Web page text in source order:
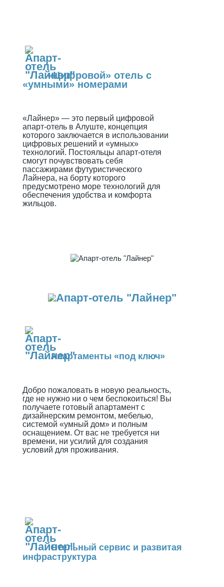
«Цифровой» отель с
«умными» номерами
«Лайнер» — это первый цифровой
апарт-отель в Алуште, концепция
которого заключается в использовании
цифровых решений и «умных»
технологий. Постояльцы апарт-отеля
смогут почувствовать себя
пассажирами футуристического
Лайнера, на борту которого
предусмотрено море технологий для
обеспечения удобства и комфорта
жильцов.
Апартаменты «под ключ»
Добро пожаловать в новую реальность,
где не нужно ни о чем беспокоиться! Вы
получаете готовый апартамент с
дизайнерским ремонтом, мебелью,
системой «умный дом» и полным
оснащением. От вас не требуется ни
времени, ни усилий для создания
условий для проживания.
Отельный сервис и развитая
инфраструктура